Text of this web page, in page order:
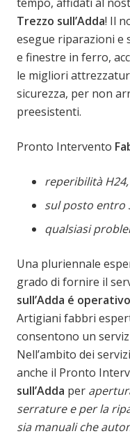
Trezzo sull’Adda! Il
esegue riparazioni
e finestre in ferro,
le migliori
sicurezza, per non
preesistenti.
Pronto Intervento
reperibilità
sul posto entro
qualsiasi
Una pluriennale
grado di fornire il
sull’Adda é
Artigiani fabbri
consentono un
Nell’ambito dei
anche il Pronto
sull’Adda per
serrature e per la
sia manuali che